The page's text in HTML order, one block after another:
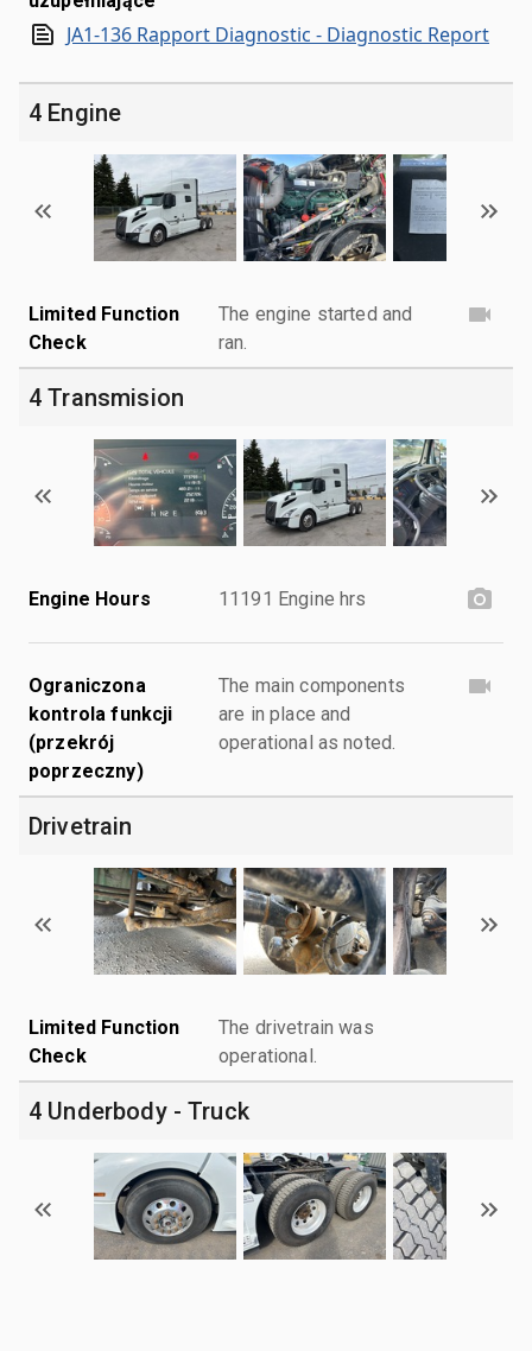
JA1-136 Rapport Diagnostic - Diagnostic Report
4 Engine
Limited Function
Check
The engine started and
ran.
4 Transmision
Engine Hours 11191 Engine hrs
Ograniczona
kontrola funkcji
(przekrój
poprzeczny)
The main components
are in place and
operational as noted.
Drivetrain
Limited Function
Check
The drivetrain was
operational.
4 Underbody - Truck